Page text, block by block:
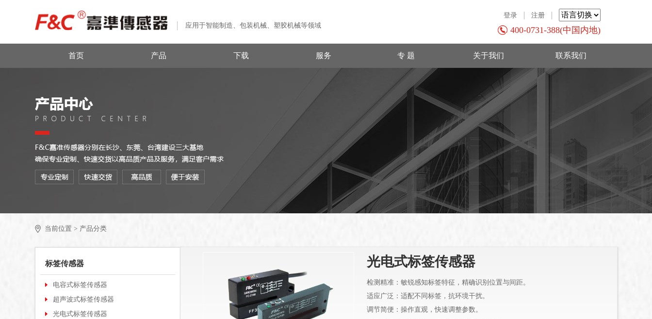
应用于智能制造、包装机械、塑胶机械等领域
登录 注册
400-0731-388(中国内地)
首页 产品 下载 服务 专 题 关于我们 联系我们
当前位置 > 产品分类
标签传感器
电容式标签传感器
超声波式标签传感器
光电式标签传感器
光电式标签传感器
检测精准：敏锐感知标签特征，精确识别位置与间距。
适应广泛：适配不同标签，抗环境干扰。
调节简便：操作直观，快速调整参数。